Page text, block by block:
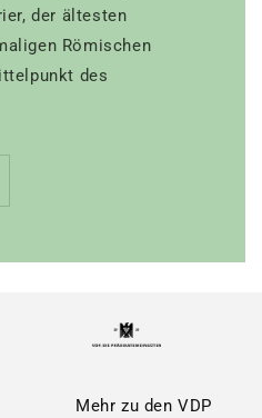
der ältesten
Römischen
des
Mehr zu den VDP